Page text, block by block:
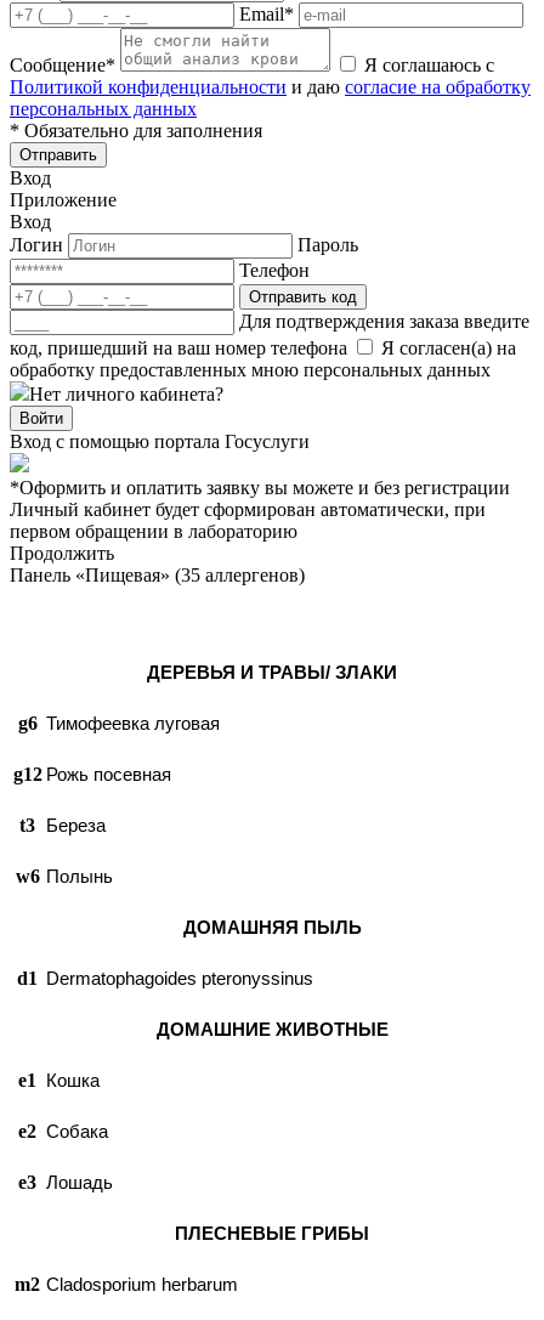
Email*
Сообщение*
Я соглашаюсь с
Политикой конфиденциальности и даю согласие на обработку
персональных данных
* Обязательно для заполнения
Отправить
Вход
Приложение
Вход
Логин
Пароль
Телефон
Отправить код
Для подтверждения заказа введите
код, пришедший на ваш номер телефона
Я согласен(а) на
обработку предоставленных мною персональных данных
Нет личного кабинета?
Войти
Вход с помощью портала Госуслуги
*Оформить и оплатить заявку вы можете и без регистрации
Личный кабинет будет сформирован автоматически, при
первом обращении в лабораторию
Продолжить
Панель «Пищевая» (35 аллергенов)
ДЕРЕВЬЯ И ТРАВЫ/ ЗЛАКИ
g6 Тимофеевка луговая
g12 Рожь посевная
t3 Береза
w6 Полынь
ДОМАШНЯЯ ПЫЛЬ
d1 Dermatophagoides pteronyssinus
ДОМАШНИЕ ЖИВОТНЫЕ
e1 Кошка
e2 Собака
e3 Лошадь
ПЛЕСНЕВЫЕ ГРИБЫ
m2 Cladosporium herbarum